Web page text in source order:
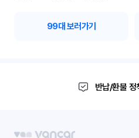
99대 보러가기
반납/환불 정